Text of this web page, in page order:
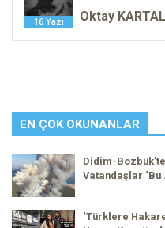
16 Yazı Oktay KARTAL
EN ÇOK OKUNANLAR
Didim-Bozbük’te
Vatandaşlar ‘Bu
‘Türklere